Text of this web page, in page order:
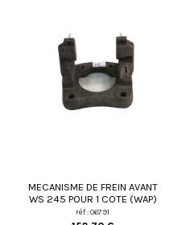
MECANISME DE FREIN AVANT
WS 245 POUR 1 COTE (WAP)
réf : 06791